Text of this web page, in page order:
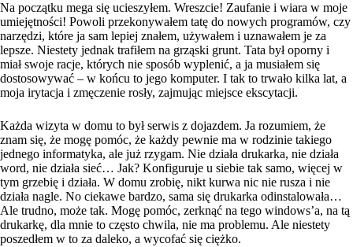
Na początku mega się ucieszyłem. Wreszcie! Zaufanie i wiara w moje
umiejętności! Powoli przekonywałem tatę do nowych programów, czy
narzędzi, które ja sam lepiej znałem, używałem i uznawałem je za
lepsze. Niestety jednak trafiłem na grząski grunt. Tata był oporny i
miał swoje racje, których nie sposób wyplenić, a ja musiałem się
dostosowywać – w końcu to jego komputer. I tak to trwało kilka lat, a
moja irytacja i zmęczenie rosły, zajmując miejsce ekscytacji.
Każda wizyta w domu to był serwis z dojazdem. Ja rozumiem, że
znam się, że mogę pomóc, że każdy pewnie ma w rodzinie takiego
jednego informatyka, ale już rzygam. Nie działa drukarka, nie działa
word, nie działa sieć… Jak? Konfiguruje u siebie tak samo, więcej w
tym grzebię i działa. W domu zrobię, nikt kurwa nic nie rusza i nie
działa nagle. No ciekawe bardzo, sama się drukarka odinstalowała…
Ale trudno, może tak. Mogę pomóc, zerknąć na tego windows’a, na tą
drukarkę, dla mnie to często chwila, nie ma problemu. Ale niestety
poszedłem w to za daleko, a wycofać się ciężko.